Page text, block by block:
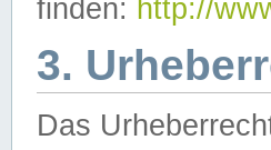
finden: http://
3.
Das